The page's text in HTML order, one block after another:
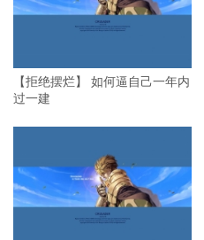
【拒绝摆烂】 如何逼自己一年内
过一建